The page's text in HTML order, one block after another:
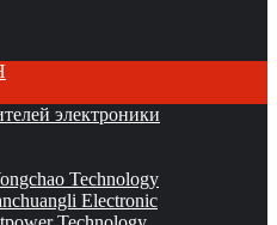
электроники
Technology
Electronic